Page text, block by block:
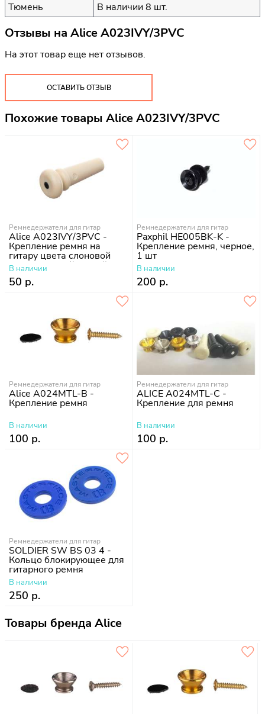
Тюмень В наличии 8 шт.
Отзывы на Alice A023IVY/3PVC
На этот товар еще нет отзывов.
ОСТАВИТЬ ОТЗЫВ
Похожие товары Alice A023IVY/3PVC
Ремнедержатели для гитар
Alice A023IVY/3PVC -
Крепление ремня на
гитару цвета слоновой
кости с черной точкой.
В наличии
50 р.
Ремнедержатели для гитар
Paxphil HE005BK-K -
Крепление ремня, черное,
1 шт
В наличии
200 р.
Ремнедержатели для гитар
Alice A024MTL-B -
Крепление ремня
В наличии
100 р.
Ремнедержатели для гитар
ALICE A024MTL-C -
Крепление для ремня
В наличии
100 р.
Ремнедержатели для гитар
SOLDIER SW BS 03 4 -
Кольцо блокирующее для
гитарного ремня
В наличии
250 р.
Товары бренда Alice